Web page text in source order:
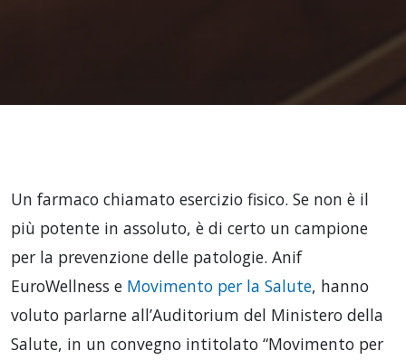
Un farmaco chiamato esercizio fisico. Se non è il
più potente in assoluto, è di certo un campione
per la prevenzione delle patologie. Anif
EuroWellness e Movimento per la Salute, hanno
voluto parlarne all’Auditorium del Ministero della
Salute, in un convegno intitolato “Movimento per